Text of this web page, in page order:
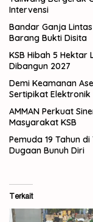
Intervensi
Bandar Ganja
Barang Bukti Disita
KSB Hibah 5 Hektar
Dibangun 2027
Demi Keamanan
Sertipikat Elektronik
AMMAN Perkuat
Masyarakat KSB
Pemuda 19 Tahun
Dugaan Bunuh Diri
Terkait